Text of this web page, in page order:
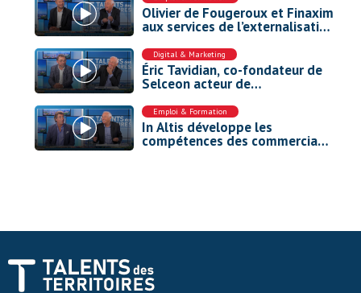
Olivier de Fougeroux et Finaxim
aux services de l’externalisation
Digital & Marketing
Éric Tavidian, co-fondateur de
Selceon acteur de
nouvelle génération.
Emploi & Formation
In Altis développe les
compétences des commerciaux
par le jeu